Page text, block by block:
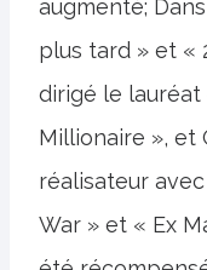
augmenté;
plus tard » et «
dirigé le lauréat
Millionaire », et
réalisateur
War » et « Ex